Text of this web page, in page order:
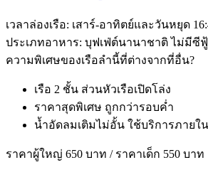
เวลาล่องเรือ: เสาร์-อาทิตย์และวันหยุด
ประเภทอาหาร: บุฟเฟ่ต์นานาชาติ ไม่มีซี
ความพิเศษของเรือลำนี้ที่ต่างจากที่อื่น?
เรือ 2 ชั้น ส่วนหัวเรือเปิดโล่ง
ราคาสุดพิเศษ ถูกกว่ารอบค่ำ
น้ำอัดลมเติมไม่อั้น ใช้บริการภายใ
ราคาผู้ใหญ่ 650 บาท / ราคาเด็ก 550 บาท